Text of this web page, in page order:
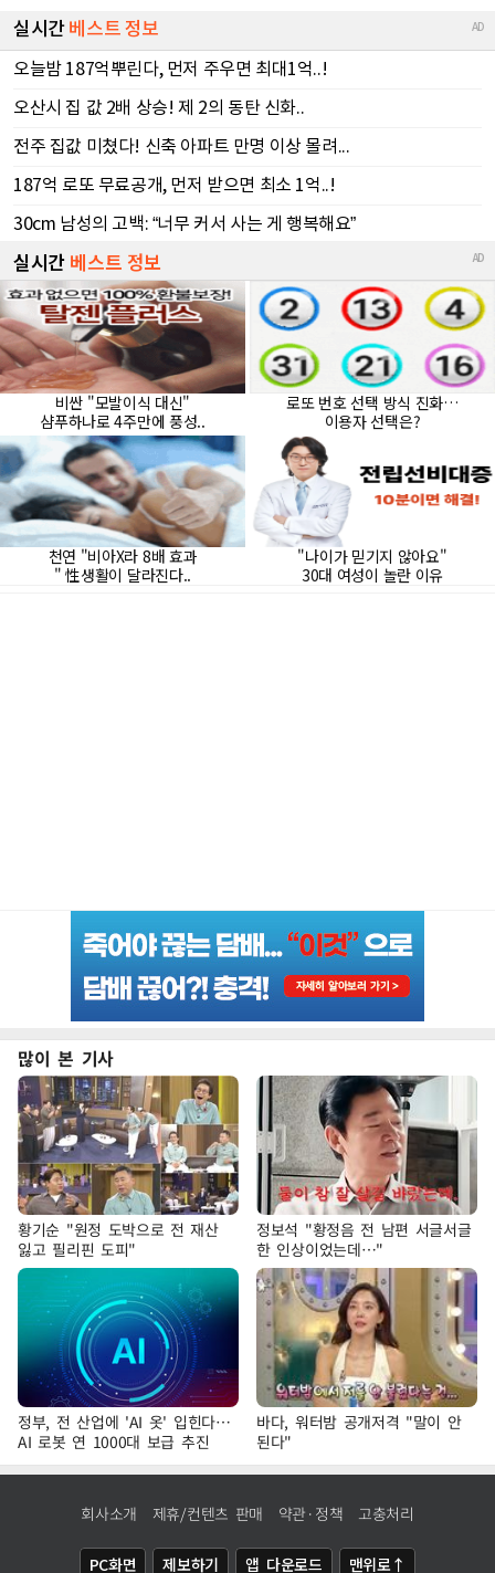
많이 본 기사
황기순 "원정 도박으로 전 재산
잃고 필리핀 도피"
정보석 "황정음 전 남편 서글서글
한 인상이었는데…"
정부, 전 산업에 'AI 옷' 입힌다…
AI 로봇 연 1000대 보급 추진
바다, 워터밤 공개저격 "말이 안
된다"
회사소개 제휴/컨텐츠 판매 약관·정책 고충처리
PC화면 제보하기 앱 다운로드 맨위로↑